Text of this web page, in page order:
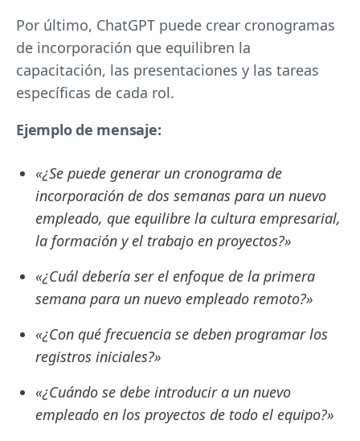
Por último, ChatGPT puede crear cronogramas
de incorporación que equilibren la
capacitación, las presentaciones y las tareas
específicas de cada rol.
Ejemplo de mensaje:
«¿Se puede generar un cronograma de
incorporación de dos semanas para un nuevo
empleado, que equilibre la cultura empresarial,
la formación y el trabajo en proyectos?»
«¿Cuál debería ser el enfoque de la primera
semana para un nuevo empleado remoto?»
«¿Con qué frecuencia se deben programar los
registros iniciales?»
«¿Cuándo se debe introducir a un nuevo
empleado en los proyectos de todo el equipo?»